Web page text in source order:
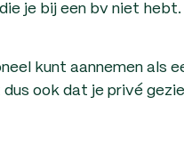
je bij een bv niet hebt.
kunt aannemen als
ook dat je privé